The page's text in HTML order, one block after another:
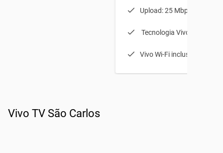
Upload: 25 Mbps
Tecnologia Vivo Fibra
Vivo Wi-Fi incluso
Vivo TV São Carlos